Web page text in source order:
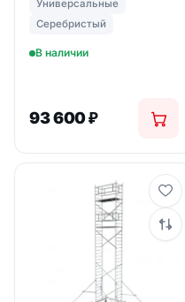
Универсальные
Серебристый
В наличии
93 600₽